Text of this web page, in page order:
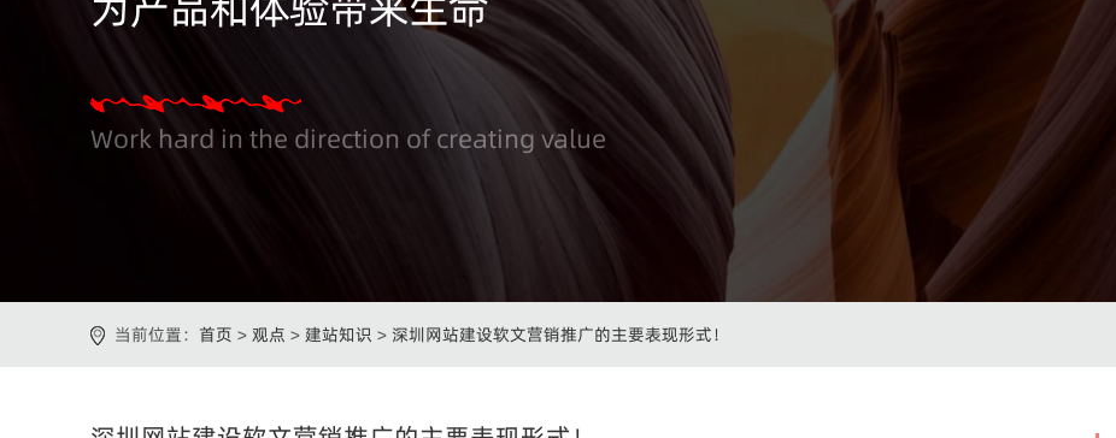
Work hard in the direction of creating value
当前位置： 首页 > 观点 > 建站知识 > 深圳网站建设软文营销推广的主要表现形式！